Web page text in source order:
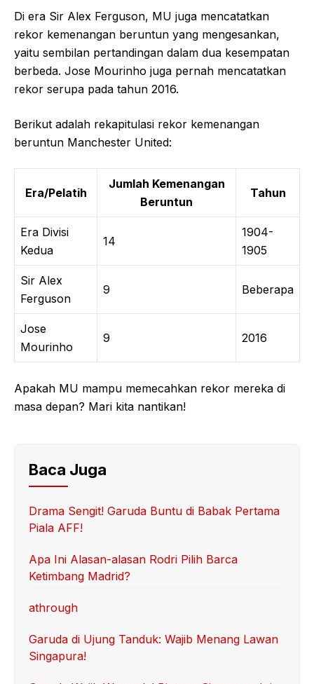
Di era Sir Alex Ferguson, MU juga mencatatkan
rekor kemenangan beruntun yang mengesankan,
yaitu sembilan pertandingan dalam dua kesempatan
berbeda. Jose Mourinho juga pernah mencatatkan
rekor serupa pada tahun 2016.
Berikut adalah rekapitulasi rekor kemenangan
beruntun Manchester United:
Era/Pelatih
Jumlah Kemenangan
Beruntun
Tahun
Era Divisi
Kedua
14
1904-
1905
Sir Alex
Ferguson
9 Beberapa
Jose
Mourinho
9 2016
Apakah MU mampu memecahkan rekor mereka di
masa depan? Mari kita nantikan!
Baca Juga
Drama Sengit! Garuda Buntu di Babak Pertama
Piala AFF!
Apa Ini Alasan-alasan Rodri Pilih Barca
Ketimbang Madrid?
athrough
Garuda di Ujung Tanduk: Wajib Menang Lawan
Singapura!